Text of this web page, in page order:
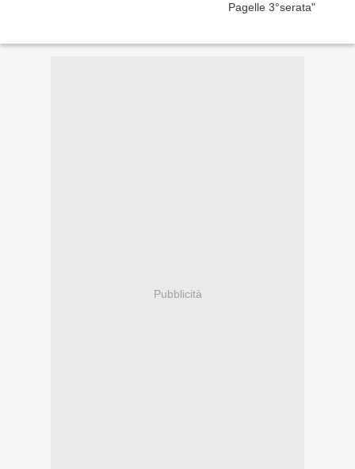
Pubblicità